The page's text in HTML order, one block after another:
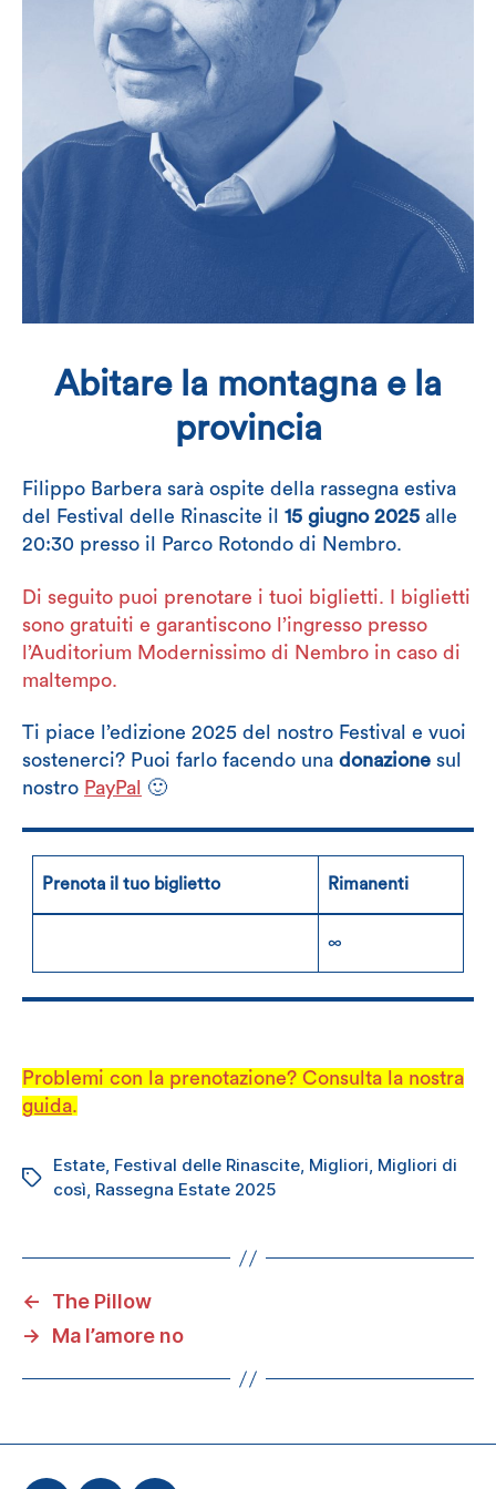
Abitare la montagna e la
provincia
Filippo Barbera sarà ospite della rassegna estiva
del Festival delle Rinascite il 15 giugno 2025 alle
20:30 presso il Parco Rotondo di Nembro.
Di seguito puoi prenotare i tuoi biglietti. I biglietti
sono gratuiti e garantiscono l’ingresso presso
l’Auditorium Modernissimo di Nembro in caso di
maltempo.
Ti piace l’edizione 2025 del nostro Festival e vuoi
sostenerci? Puoi farlo facendo una donazione sul
nostro PayPal 🙂
Prenota il tuo biglietto Rimanenti
∞
Problemi con la prenotazione? Consulta la nostra
guida.
Tag
Estate, Festival delle Rinascite, Migliori, Migliori di
così, Rassegna Estate 2025
←
The Pillow
→
Ma l’amore no